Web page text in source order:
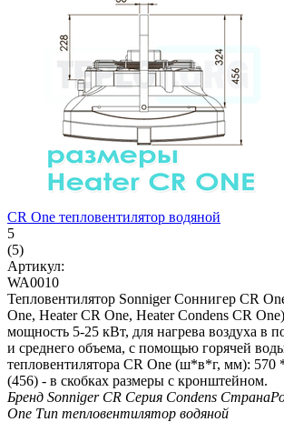
CR One тепловентилятор водяной
5
(5)
Артикул:
WA0010
Тепловентилятор Sonniger Соннигер CR
One, Heater CR One, Heater Condens CR
мощность 5-25 кВт, для нагрева воздуха в
и среднего объема, с помощью горячей
тепловентилятора CR One (ш*в*г, мм): 570
(456) - в скобках размеры с кронштейном.
Бренд Sonniger CR Серия Condens Страна
One Тип тепловентилятор водяной